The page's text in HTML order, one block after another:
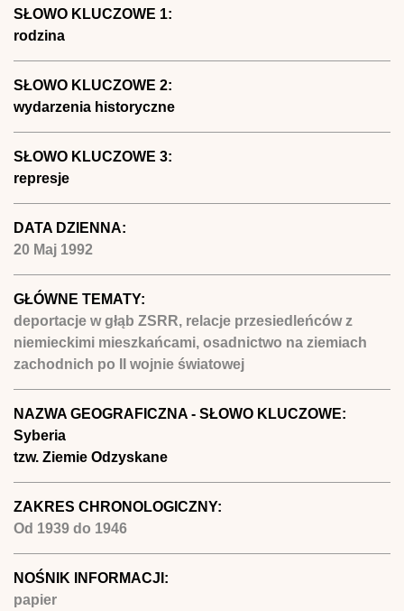
SŁOWO KLUCZOWE 1:
rodzina
SŁOWO KLUCZOWE 2:
wydarzenia historyczne
SŁOWO KLUCZOWE 3:
represje
DATA DZIENNA:
20 Maj 1992
GŁÓWNE TEMATY:
deportacje w głąb ZSRR, relacje przesiedleńców z
niemieckimi mieszkańcami, osadnictwo na ziemiach
zachodnich po II wojnie światowej
NAZWA GEOGRAFICZNA - SŁOWO KLUCZOWE:
Syberia
tzw. Ziemie Odzyskane
ZAKRES CHRONOLOGICZNY:
Od 1939 do 1946
NOŚNIK INFORMACJI:
papier